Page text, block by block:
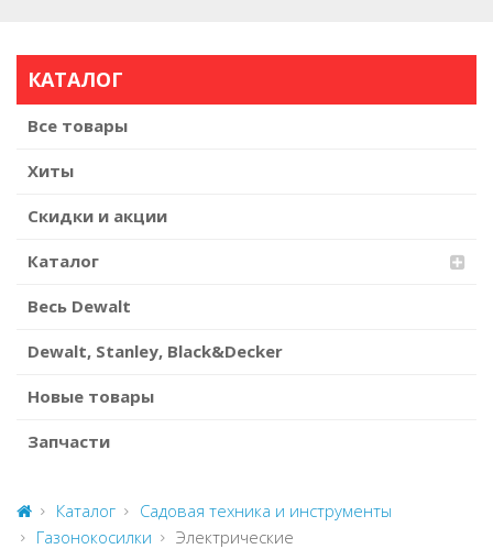
КАТАЛОГ
Все товары
Хиты
Скидки и акции
Каталог
Весь Dewalt
Dewalt, Stanley, Black&Decker
Новые товары
Запчасти
Каталог
Садовая техника и инструменты
Газонокосилки
Электрические